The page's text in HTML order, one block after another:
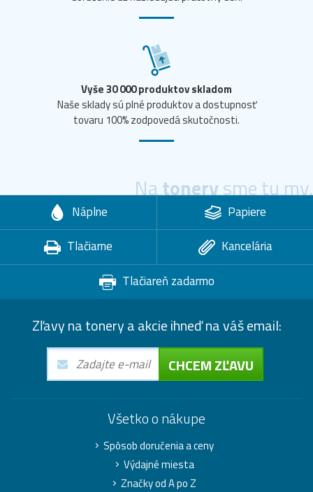
Vyše 30 000 produktov skladom
Naše sklady sú plné produktov a dostupnosť
tovaru 100% zodpovedá skutočnosti.
Natonerysme tu my.
Náplne
Papiere
Tlačiarne
Kancelária
Tlačiareň zadarmo
Zľavy na tonery a akcie ihneď na váš email:
CHCEM ZĽAVU
Všetko o nákupe
Spôsob doručenia a ceny
Výdajné miesta
Značky od A po Z